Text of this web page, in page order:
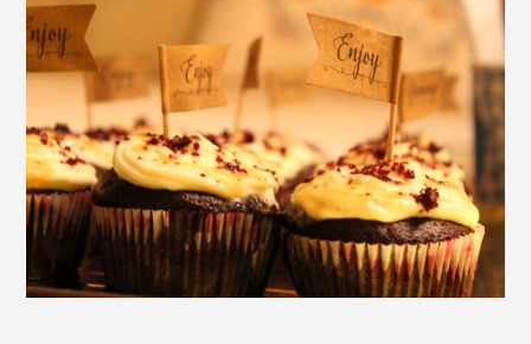
Băuturi reci
Cocktail-uri
Smoothies
Ceva Dulce
Biscuiți, Bomboane și
Fursecuri
Brioșe și Checuri